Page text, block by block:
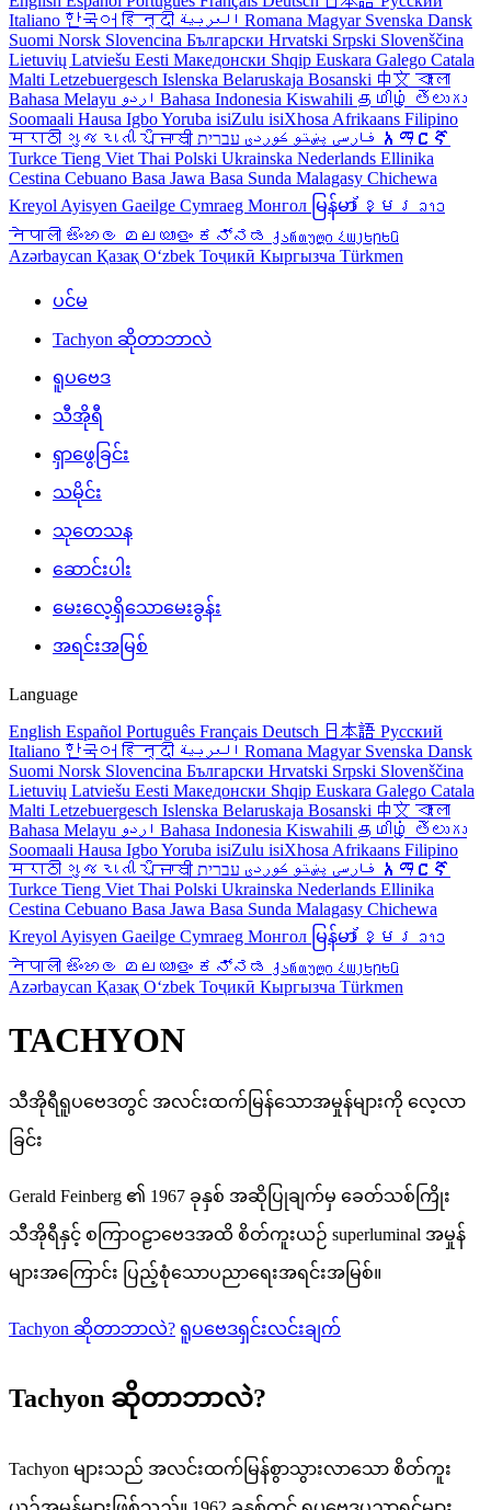
Italiano 한국어 हिन्दी Romana Magyar Svenska Dansk
Suomi Norsk Slovencina Български Hrvatski Srpski Slovenščina
Lietuvių Latviešu Eesti Македонски Shqip Euskara Galego Catala
Malti Letzebuergesch Islenska Belaruskaja Bosanski 中文 বাংলা
Bahasa Melayu
Bahasa Indonesia Kiswahili தமிழ்
తెలుగు
Soomaali Hausa IgboYoruba isiZulu isiXhosa Afrikaans Filipino
मराठी ગુજરાતી ਪੰਜਾਬੀ فارسی پښتو کوردی
አማርኛ
Turkce Tieng Viet Thai Polski Ukrainska Nederlands Ellinika
Cestina Cebuano Basa Jawa Basa Sunda Malagasy Chichewa
Kreyol Ayisyen Gaeilge Cymraeg Монгол မြန်မာ ខ្មែរ ລາວ
नेपाली සිංහල മലയാളം ಕನ್ನಡ ქართული Հայերեն
Azərbaycan Қазақ Oʻzbek Тоҷикӣ Кыргызча Türkmen
ပင်မ
Tachyon ဆိုတာဘာလဲ
ရူပဗေဒ
သီအိုရီ
ရှာဖွေခြင်း
သမိုင်း
သုတေသန
ဆောင်းပါး
မေးလေ့ရှိသောမေးခွန်း
အရင်းအမြစ်
Language
English Español Português Français Deutsch 日本語 Русский
Italiano 한국어 हिन्दी Romana Magyar Svenska Dansk
Suomi Norsk Slovencina Български Hrvatski Srpski Slovenščina
Lietuvių Latviešu Eesti Македонски Shqip Euskara Galego Catala
Malti Letzebuergesch Islenska Belaruskaja Bosanski 中文 বাংলা
Bahasa Melayu
Bahasa Indonesia Kiswahili தமிழ்
తెలుగు
Soomaali Hausa IgboYoruba isiZulu isiXhosa Afrikaans Filipino
मराठी ગુજરાતી ਪੰਜਾਬੀ فارسی پښتو کوردی
አማርኛ
Turkce Tieng Viet Thai Polski Ukrainska Nederlands Ellinika
Cestina Cebuano Basa Jawa Basa Sunda Malagasy Chichewa
Kreyol Ayisyen Gaeilge Cymraeg Монгол မြန်မာ ខ្មែរ ລາວ
नेपाली සිංහල മലയാളം ಕನ್ನಡ ქართული Հայերեն
Azərbaycan Қазақ Oʻzbek Тоҷикӣ Кыргызча Türkmen
TACHYON
သီအိုရီရူပဗေဒတွင် အလင်းထက်မြန်သောအမှုန်များကို လေ့လာ
ခြင်း
Gerald Feinberg ၏ 1967 ခုနှစ် အဆိုပြုချက်မှ ခေတ်သစ်ကြိုး
သီအိုရီနှင့် စကြာဝဠာဗေဒအထိ စိတ်ကူးယဉ် superluminal အမှုန်
များအကြောင်း ပြည့်စုံသောပညာရေးအရင်းအမြစ်။
Tachyon ဆိုတာဘာလဲ? ရူပဗေဒရှင်းလင်းချက်
Tachyon ဆိုတာဘာလဲ?
Tachyon များသည် အလင်းထက်မြန်စွာသွားလာသော စိတ်ကူး